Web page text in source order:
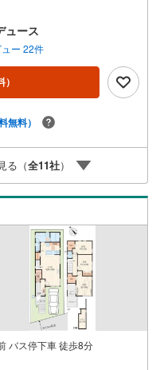
の不動産売買専門会社で
物件情報も多数ご用意！お
ン提
シャル専門スタッフによる
ァイナンシャルプラン提案
す。意外に知らないお客様
年間もらえる、国からの特
65歳以上から必要になる
このタイミング】で不安
か？？ --------------
ュース
ー 22件
）
無料）
る（全11社）
バス停下車 徒歩8分